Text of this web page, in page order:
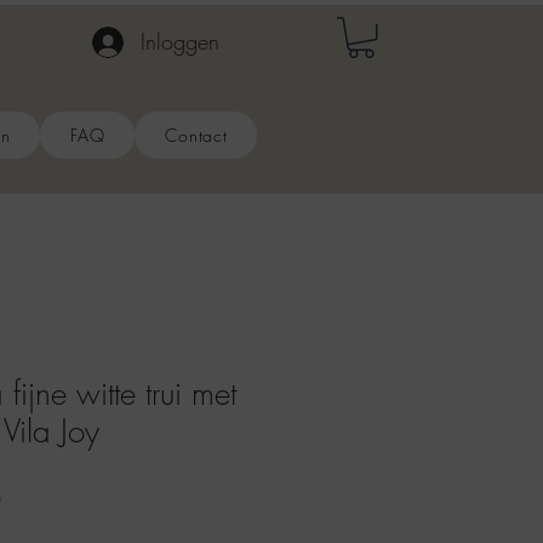
Inloggen
FAQ Contact
witte trui met
Joy